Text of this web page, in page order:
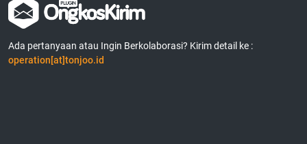
Ada pertanyaan atau Ingin Berkolaborasi? Kirim detail ke :
operation[at]tonjoo.id